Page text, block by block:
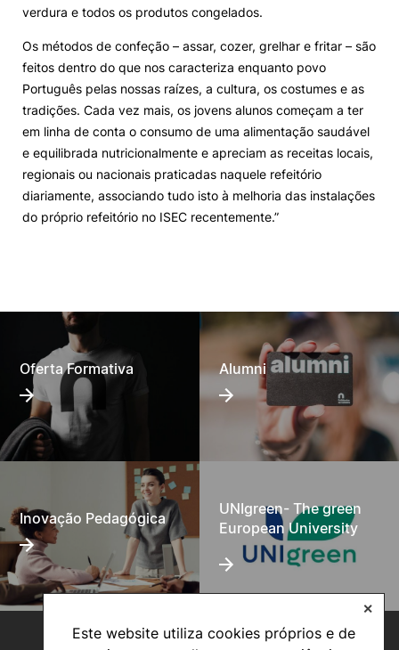
Este website utiliza cookies próprios e de
✕
verdura e todos os produtos congelados.
Os métodos de confeção – assar, cozer, grelhar e fritar – são
feitos dentro do que nos caracteriza enquanto povo
Português pelas nossas raízes, a cultura, os costumes e as
tradições. Cada vez mais, os jovens alunos começam a ter
em linha de conta o consumo de uma alimentação saudável
e equilibrada nutricionalmente e apreciam as receitas locais,
regionais ou nacionais praticadas naquele refeitório
diariamente, associando tudo isto à melhoria das instalações
do próprio refeitório no ISEC recentemente.”
Oferta Formativa Alumni
Inovação Pedagógica
UNIgreen- The green
European University